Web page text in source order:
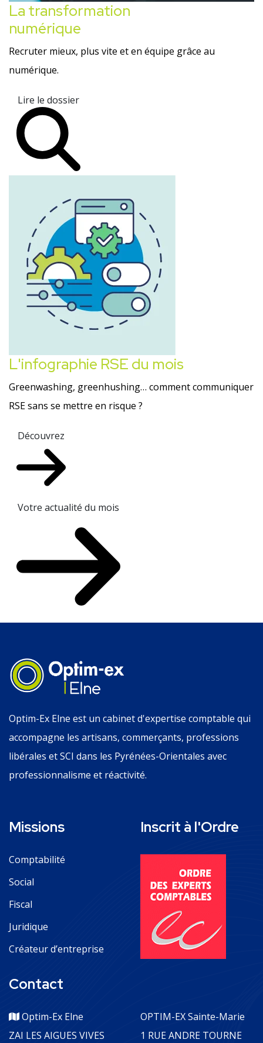
La transformation
numérique
Recruter mieux, plus vite et en équipe grâce au
numérique.
Lire le dossier
L'infographie RSE du mois
Greenwashing, greenhushing… comment communiquer
RSE sans se mettre en risque ?
Découvrez
Votre actualité du mois
Optim-Ex Elne est un cabinet d'expertise comptable qui
accompagne les artisans, commerçants, professions
libérales et SCI dans les Pyrénées-Orientales avec
professionnalisme et réactivité.
Missions
Comptabilité
Social
Fiscal
Juridique
Créateur d’entreprise
Inscrit à l'Ordre
Contact
Optim-Ex Elne
ZAI LES AIGUES VIVES
OPTIM-EX Sainte-Marie
1 RUE ANDRE TOURNE